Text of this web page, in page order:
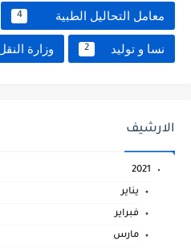
معامل التحاليل الطبية 4
نسا و توليد 2 وزارة
الارشيف
2021
يناير
فبراير
مارس